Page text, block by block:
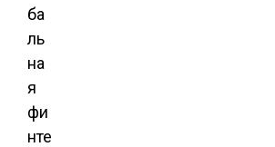
ба
ль
на
я
фи
нте